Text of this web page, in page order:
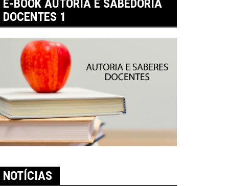
E-BOOK AUTORIA E SABEDORIA
DOCENTES 1
NOTÍCIAS